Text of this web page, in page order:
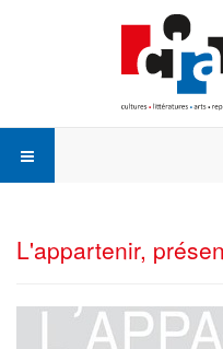
L'appartenir,